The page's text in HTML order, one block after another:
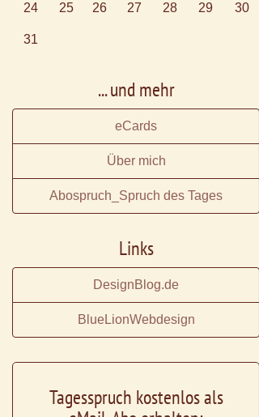
24 25 26 27 28 29 30
31
... und mehr
eCards
Über mich
Abospruch_Spruch des Tages
Links
DesignBlog.de
BlueLionWebdesign
Tagesspruch kostenlos als